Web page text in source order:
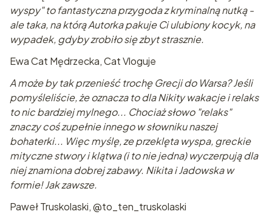
wyspy" to fantastyczna przygoda z kryminalną nutką -
ale taka, na którą Autorka pakuje Ci ulubiony kocyk, na
wypadek, gdyby zrobiło się zbyt strasznie.
Ewa Cat Mędrzecka, Cat Vloguje
A może by tak przenieść trochę Grecji do Warsa? Jeśli
pomyśleliście, że oznacza to dla Nikity wakacje i relaks
to nic bardziej mylnego... Chociaż słowo "relaks"
znaczy coś zupełnie innego w słowniku naszej
bohaterki... Więc myślę, ze przeklęta wyspa, greckie
mityczne stwory i klątwa (i to nie jedna) wyczerpują dla
niej znamiona dobrej zabawy. Nikita i Jadowska w
formie! Jak zawsze.
Paweł Truskolaski, @to_ten_truskolaski